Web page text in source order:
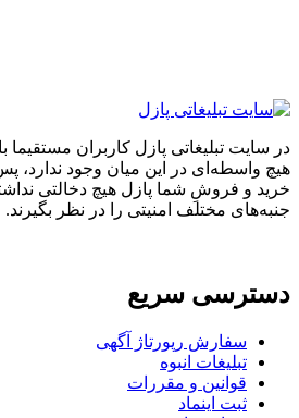
پازل کاربران مستقیما با هم تماس
این میان وجود ندارد، پس دقت
پازل هیچ دخالتی نداشته و کاربران
امنیتی را در نظر بگیرند.
سریع
آگهی
انبوه
و مقررات